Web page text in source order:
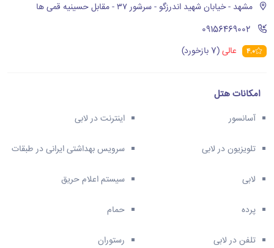
مشهد - خیابان شهید اندرزگو - سرشور ۳۷ - مقابل حسینیه قمی ها
‪09156469002‬
4.0 عالی(7 بازخورد)
امکانات هتل
آسانسور اینترنت در لابی
تلویزیون در لابی سرویس بهداشتی ایرانی در طبقات
لابی سیستم اعلام حریق
پرده حمام
تلفن در لابی رستوران